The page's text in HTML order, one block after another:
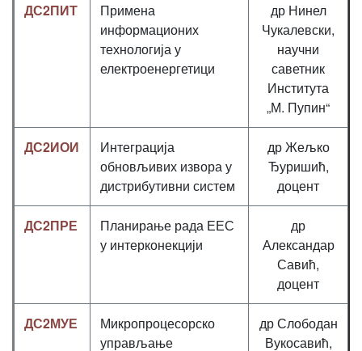
ДС2ПИТ
Примена
информационих
технологија у
електроенергетици
др Нинел
Чукалевски,
научни
саветник
Института
„М. Пупин“
ДС2ИОИ
Интеграција
обновљивих извора у
дистрибутивни систем
др Жељко
Ђуришић,
доцент
ДС2ПРЕ
Планирање рада ЕЕС
у интерконекцији
др
Александар
Савић,
доцент
ДС2МУЕ
Микропроцесорско
управљање
др Слободан
Вукосавић,